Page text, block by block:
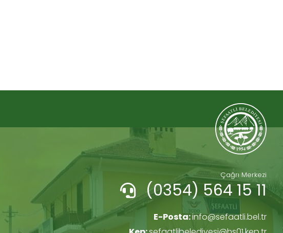
Çağrı Merkezi
(0354) 564 15 11
E-Posta:info@sefaatli.bel.tr